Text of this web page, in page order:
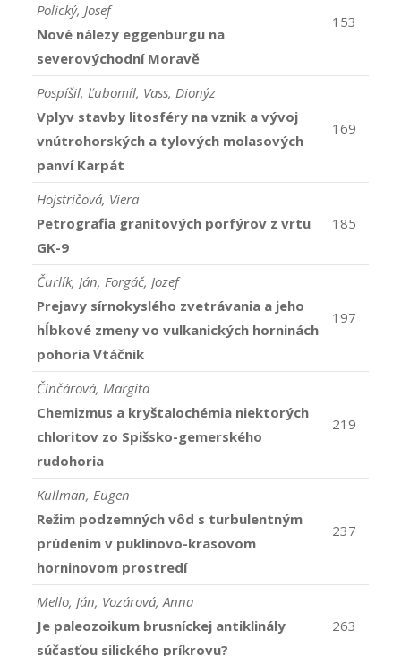
Polický, Josef
Nové nálezy eggenburgu na
severovýchodní Moravě
153
Pospíšil, Ľubomíl, Vass, Dionýz
Vplyv stavby litosféry na vznik a vývoj
vnútrohorských a tylových molasových
panví Karpát
169
Hojstričová, Viera
Petrografia granitových porfýrov z vrtu
GK-9
185
Čurlík, Ján, Forgáč, Jozef
Prejavy sírnokyslého zvetrávania a jeho
hĺbkové zmeny vo vulkanických horninách
pohoria Vtáčnik
197
Činčárová, Margita
Chemizmus a kryštalochémia niektorých
chloritov zo Spišsko-gemerského
rudohoria
219
Kullman, Eugen
Režim podzemných vôd s turbulentným
prúdením v puklinovo-krasovom
horninovom prostredí
237
Mello, Ján, Vozárová, Anna
Je paleozoikum brusníckej antiklinály
súčasťou silického príkrovu?
263